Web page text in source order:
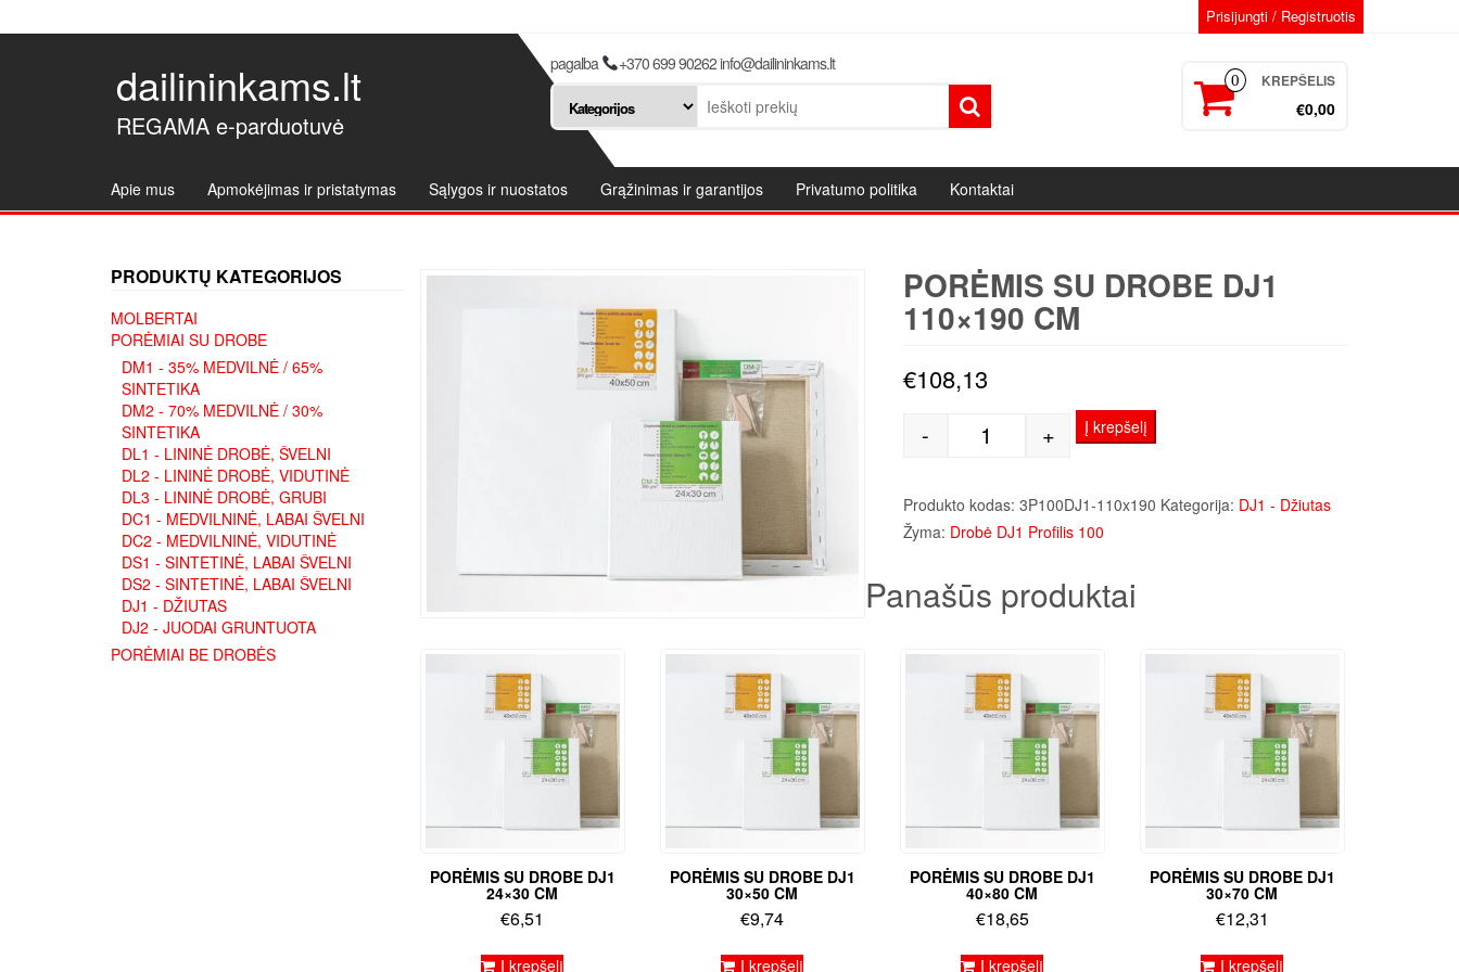
Prisijungti / Registruotis
dailininkams.lt
REGAMA e-parduotuvė
pagalba +370 699 90262 info@dailininkams.lt
0 KREPŠELIS
€0,00
Apie mus Apmokėjimas ir pristatymas Sąlygos ir nuostatos Grąžinimas ir garantijos Privatumo politika Kontaktai
PRODUKTŲ KATEGORIJOS
MOLBERTAI
PORĖMIAI SU DROBE
DM1 - 35% MEDVILNĖ / 65%
SINTETIKA
DM2 - 70% MEDVILNĖ / 30%
SINTETIKA
DL1 - LININĖ DROBĖ, ŠVELNI
DL2 - LININĖ DROBĖ, VIDUTINĖ
DL3 - LININĖ DROBĖ, GRUBI
DC1 - MEDVILNINĖ, LABAI ŠVELNI
DC2 - MEDVILNINĖ, VIDUTINĖ
DS1 - SINTETINĖ, LABAI ŠVELNI
DS2 - SINTETINĖ, LABAI ŠVELNI
DJ1 - DŽIUTAS
DJ2 - JUODAI GRUNTUOTA
PORĖMIAI BE DROBĖS
PORĖMIS SU DROBE DJ1
110×190 CM
€108,13
produkto kiekis: Porėmis su drobe DJ1 110x190 cm
- + Į krepšelį
Produkto kodas: 3P100DJ1-110x190 Kategorija: DJ1 - Džiutas
Žyma: Drobė DJ1 Profilis 100
Panašūs produktai
PORĖMIS SU DROBE DJ1
24×30 CM
€6,51
Į krepšelį
PORĖMIS SU DROBE DJ1
30×50 CM
€9,74
Į krepšelį
PORĖMIS SU DROBE DJ1
40×80 CM
€18,65
Į krepšelį
PORĖMIS SU DROBE DJ1
30×70 CM
€12,31
Į krepšelį